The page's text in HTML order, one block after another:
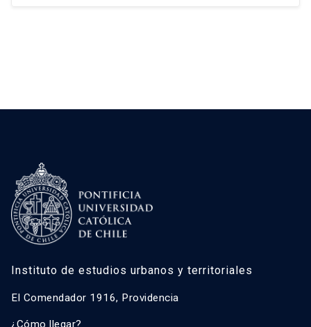
Instituto de estudios urbanos y territoriales
El Comendador 1916, Providencia
¿Cómo llegar?